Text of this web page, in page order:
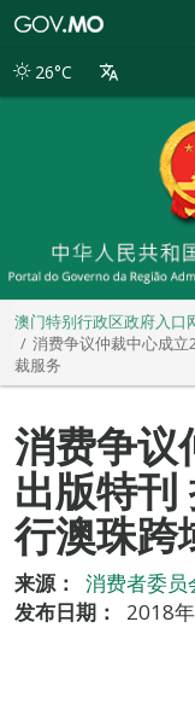
别
26°C
澳门特别行政区政府入口
消费争议仲裁中心成
裁服务
消费争议
出版特刊
行澳珠跨
来源：
消费者委员
发布日期：
2018